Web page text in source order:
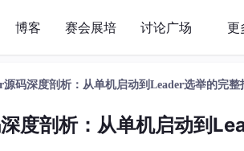
博客 赛会展培 讨论广场 更
源码深度剖析：从单机启动到Leader选举的完整
度剖析：从单机启动到